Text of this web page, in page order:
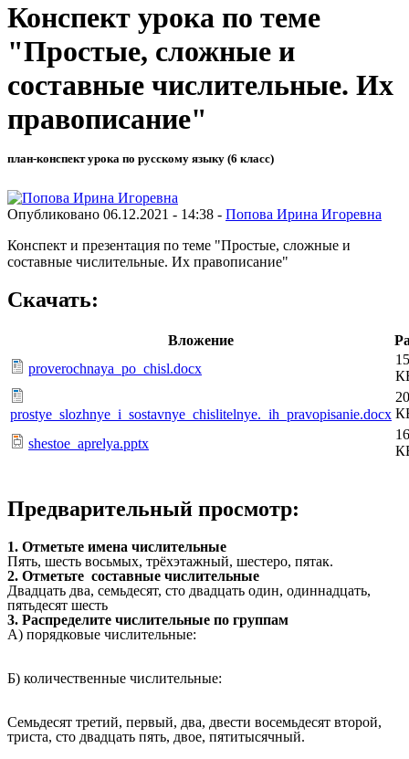
Конспект урока по теме
"Простые, сложные и
составные числительные. Их
правописание"
план-конспект урока по русскому языку (6 класс)
Опубликовано 06.12.2021 - 14:38 - Попова Ирина Игоревна
Конспект и презентация по теме "Простые, сложные и
составные числительные. Их правописание"
Скачать:
Вложение
proverochnaya_po_chisl.docx
prostye_slozhnye_i_sostavnye_chislitelnye._ih_pravopisanie.docx
shestoe_aprelya.pptx
Предварительный просмотр:
1. Отметьте имена числительные
Пять, шесть восьмых, трёхэтажный, шестеро, пятак.
2. Отметьте составные числительные
Двадцать два, семьдесят, сто двадцать один, одиннадцать,
пятьдесят шесть
3. Распределите числительные по группам
А) порядковые числительные:
Б) количественные числительные:
Семьдесят третий, первый, два, двести восемьдесят второй,
триста, сто двадцать пять, двое, пятитысячный.